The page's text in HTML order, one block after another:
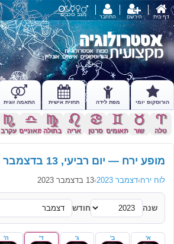
דף בית הירשם התחבר מצב כוכבים
הורוסקופ יומי מפת לידה תחזית אישית התאמה זוגית
a
טלה
s
שור
d
תאומים
f
סרטן
g
אריה
h
בתולה
j
מאזניים
k
עקרב
מופע ירח — יום רביעי, 13 בדצמבר 2023
לוח ירח›דצמבר 2023 ›13 בדצמבר 2023
שנה חודש
א' ב' ג' ד' ה'